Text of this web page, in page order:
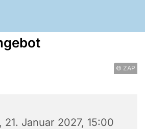
© ZAP
21. Januar 2027, 15:00